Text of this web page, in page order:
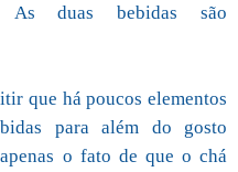
As duas bebidas são
que há poucos elementos
para além do gosto
o fato de que o chá